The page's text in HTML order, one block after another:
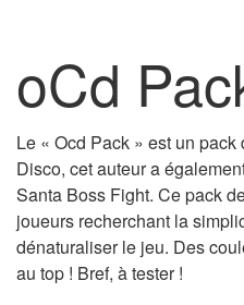
oCd
Le « Ocd Pack » est un
Disco, cet auteur a
Santa Boss Fight. Ce pack
joueurs recherchant la
dénaturaliser le jeu. Des
au top ! Bref, à tester !